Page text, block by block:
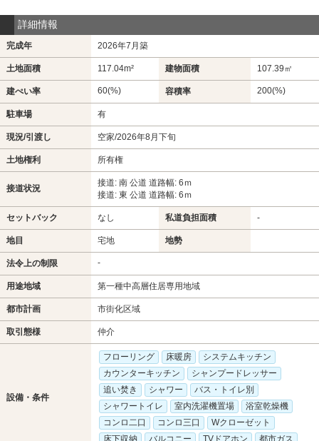
詳細情報
完成年 2026年7月築
土地面積 117.04m² 建物面積 107.39㎡
建ぺい率 60(%) 容積率 200(%)
駐車場 有
現況/引渡し 空家/2026年8月下旬
土地権利 所有権
接道状況
接道: 南 公道 道路幅: 6ｍ
接道: 東 公道 道路幅: 6ｍ
セットバック なし 私道負担面積 -
地目 宅地 地勢
法令上の制限 -
用途地域 第一種中高層住居専用地域
都市計画 市街化区域
取引態様 仲介
設備・条件
フローリング 床暖房
システムキッチン
カウンターキッチン
シャンプードレッサー
追い焚き
シャワー
バス・トイレ別
シャワートイレ
室内洗濯機置場
浴室乾燥機
コンロ二口
コンロ三口
Wクローゼット
床下収納
バルコニー TVドアホン 都市ガス